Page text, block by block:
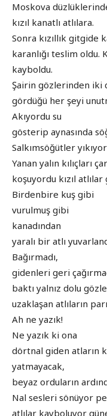
Moskova
kızıl kanatlı atlılara.
Sonra kızıllık gitgide
karanlığı teslim oldu.
kayboldu.
Şairin gözlerinden iki
gördüğü her şeyi
Akıyordu su
gösterip aynasında
Salkımsöğütler
Yanan yalın kılıçları
koşuyordu kızıl
Birdenbire kuş gibi
vurulmuş gibi
kanadından
yaralı bir atlı
Bağırmadı,
gidenleri geri
baktı yalnız dolu
uzaklaşan atlıların
Ah ne yazık!
Ne yazık ki ona
dörtnal giden atların
yatmayacak,
beyaz orduların
Nal sesleri sönüyor
atlılar kayboluyor